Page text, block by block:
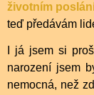
životním
teď předávám
I já jsem si
narození jsem
nemocná, než